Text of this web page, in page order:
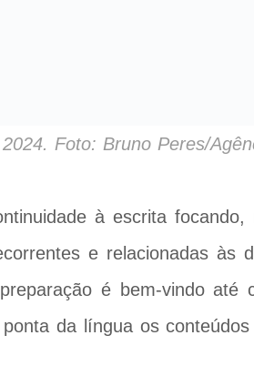
Foto: Bruno Peres/
à escrita focando,
e relacionadas às
é bem-vindo até
da língua os